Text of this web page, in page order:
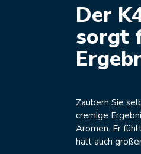
Der
sorgt
Zaubern Sie
cremige
Aromen. Er
hält auch